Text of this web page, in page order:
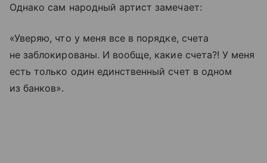
Однако сам народный артист замечает:
«Уверяю, что у меня все в порядке, счета
не заблокированы. И вообще, какие счета?! У меня
есть только один единственный счет в одном
из банков».